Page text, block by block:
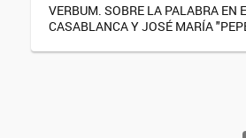
VERBUM. SOBRE LA PALABRA EN
CASABLANCA Y JOSÉ MARÍA